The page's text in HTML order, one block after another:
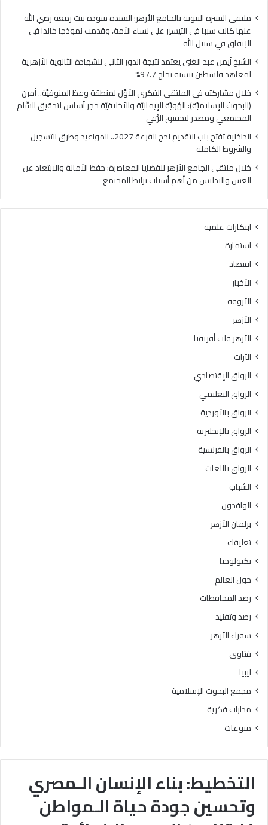
التخطيط: بناء الإنسان الـمصري
وتحسين جودة حياة الـمواطن
بنسبة
نجاح
97.7%
ملتقى السيرة النبوية بالجامع الأزهر: السيدة سودة بنت زمعة رضي الله
عنها كانت سببا في التيسير على نساء الأمة، وقدمت نموذجا خالدا في
الإنفاق في سبيل الله
الشيخ أيمن عبد الغني يعتمد نتيجة الدور الثاني للشهادة الثانوية الأزهرية
لمعاهد فلسطين بنسبة نجاح 97.7%
خلال مشاركته في الملتقى الفكري الأوَّل لمنطقة وعظ المنوفيَّة.. أمين
(البحوث الإسلاميَّة): الهُويَّة الإيمانيَّة والأخلاقيَّة حجر أساس لتحقيق السِّلم
المجتمعي ومصدر لتحقيق الرُّقي
الداخلية تفتح باب التقديم لحج القرعة 2027.. المواعيد وطرق التسجيل
والشروط الكاملة
خلال ملتقى الجامع الأزهر للقضايا المعاصرة: حفظ الأمانة والابتعاد عن
الغش والتدليس من أهم أسباب ترابط المجتمع
ابتكارات علمية
استمارة
اقتصاد
الأخبار
الأروقة
الأزهر
الأزهر قلب أفريقيا
التراث
الرواق الإقتصادي
الرواق التعليمي
الرواق بالأوردية
الرواق بالإنجليزية
الرواق بالفرنسية
الرواق باللغات
الشباب
الوافدون
برلمان الأزهر
تعليقك
تكنولوجيا
حول العالم
رصد المحافظات
رصد وتفنيد
سفراء الأزهر
فتاوى
ليبيا
مجمع البحوث الإسلامية
مدارات فكرية
منوعات